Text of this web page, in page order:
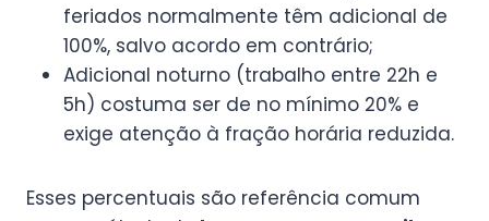
feriados normalmente têm adicional de
100%, salvo acordo em contrário;
Adicional noturno (trabalho entre 22h e
5h) costuma ser de no mínimo 20% e
exige atenção à fração horária reduzida.
Esses percentuais são referência comum